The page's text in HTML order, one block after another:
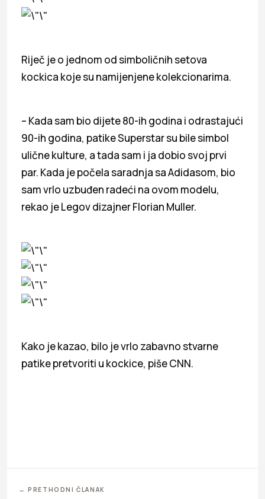
Riječ je o jednom od simboličnih setova
kockica koje su namijenjene kolekcionarima.
– Kada sam bio dijete 80-ih godina i odrastajući
90-ih godina, patike Superstar su bile simbol
ulične kulture, a tada sam i ja dobio svoj prvi
par. Kada je počela saradnja sa Adidasom, bio
sam vrlo uzbuđen radeći na ovom modelu,
rekao je Legov dizajner Florian Muller.
Kako je kazao, bilo je vrlo zabavno stvarne
patike pretvoriti u kockice, piše CNN.
← PRETHODNI ČLANAK